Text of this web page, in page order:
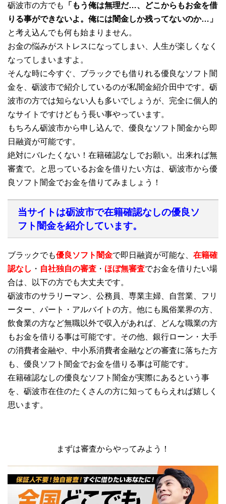
砺波市の方でも
「もう俺は無理だ…、どこからもお金を借
りる事ができないよ。俺には闇金しか残ってないのか…」
と考え込んでも何も始まりません。
お金の悩みがストレスになってしまい、人生が楽しくなく
なってしまいますよ。
そんな時に今すぐ、ブラックでも借りれる優良なソフト闇
金を、砺波市で紹介しているのが私闇金紹介田中です。砺
波市の方では知らない人も多いでしょうが、完全に個人的
なサイトですけどもう長い事やっています。
もちろん砺波市から申し込んで、優良なソフト闇金から即
日融資が可能です。
絶対にバレたくない！在籍確認なしでお願い。出来れば無
審査で。と思っているお金を借りたい方は、砺波市から優
良ソフト闇金でお金を借りてみましょう！
当サイトは砺波市で在籍確認なしの優良ソ
フト闇金を紹介しています。
ブラックでも優良ソフト闇金で即日融資が可能な、 在籍確
認なし ・ 自社独自の審査 ・ ほぼ無審査でお金を借りたい場
合は、以下の方でも大丈夫です。
砺波市のサラリーマン、公務員、専業主婦、自営業、フリ
ーター、パート・アルバイトの方。他にも風俗業界の方、
飲食業の方など無職以外で収入があれば、どんな職業の方
もお金を借りる事は可能です。その他、銀行ローン・大手
の消費者金融や、中小系消費者金融などの審査に落ちた方
も、優良ソフト闇金でお金を借りる事は可能です。
在籍確認なしの優良なソフト闇金が実際にあるという事
を、砺波市在住のたくさんの方に知ってもらえれば嬉しく
思います。
まずは審査からやってみよう！